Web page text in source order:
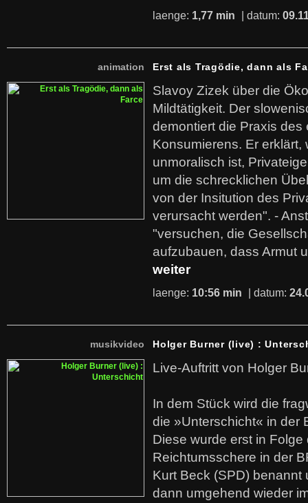
laenge: 1,77 min | datum:
animation Erst als Tragödie, dann als
Slavoy Zizek über die
Mildtätigkeit. Der
demontiert die Praxis des
Konsumierens. Er erklärt,
unmoralisch ist,
um die schrecklichen
von der Insitution des
verursacht werden". -
"versuchen, die
aufzubauen, dass Armut
weiter
laenge: 10:56 min | datum:
musikvideo Holger Burner (live) :
Live-Auftritt von Holger
In dem Stück wird die
die »Unterschicht« in der
Diese wurde erst in
Reichtumsschere in der
Kurt Beck (SPD)
dann umgehend wieder